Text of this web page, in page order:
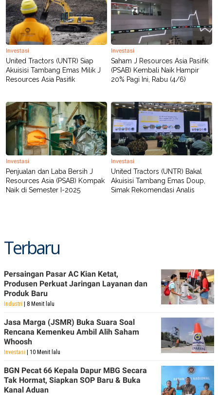
Investasi
United Tractors (UNTR) Siap
Akuisisi Tambang Emas Milik J
Resources Asia Pasifik
Investasi
Saham J Resources Asia Pasifik
(PSAB) Kembali Naik Hampir
20% Pagi Ini, Rabu (4/6)
Investasi
Penjualan dan Laba Bersih J
Resources Asia (PSAB) Kompak
Naik di Semester I-2025
Investasi
United Tractors (UNTR) Bakal
Akuisisi Tambang Emas Doup,
Simak Rekomendasi Analis
Terbaru
Persaingan Pasar AC Kian Ketat,
Produsen Perkuat Jaringan Layanan dan
Produk Baru
Industri | 8 Menit lalu
Jasa Marga (JSMR) Buka Suara Soal
Rencana Kemenkeu Ambil Alih Saham
Whoosh
Investasi | 10 Menit lalu
BGN Pecat 66 Kepala Dapur MBG Secara
Tak Hormat, Siapkan SOP Baru & Buka
Kanal Aduan